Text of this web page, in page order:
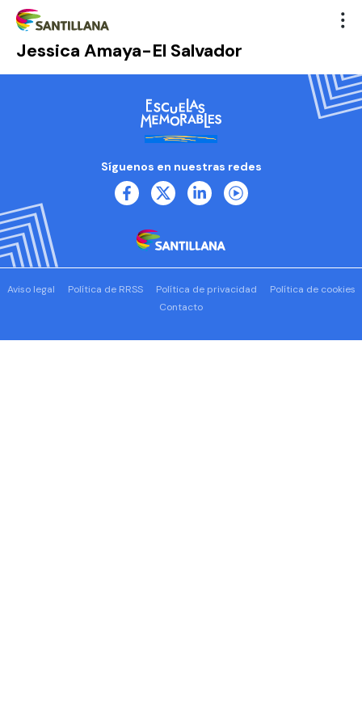
Jessica Amaya-El Salvador
Síguenos en nuestras redes
Aviso legal Política de RRSS Política de privacidad
Política de cookies
Contacto